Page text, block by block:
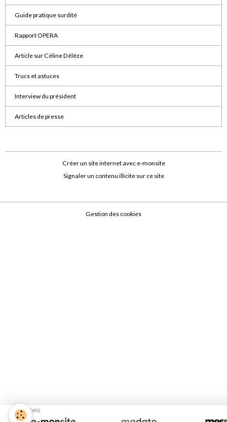
Guide pratique surdité
Rapport OPERA
Article sur Céline Délèze
Trucs et astuces
Interview du président
Articles de presse
Créer un site internet avec e-monsite
Signaler un contenu illicite sur ce site
Gestion des cookies
SPONSORS